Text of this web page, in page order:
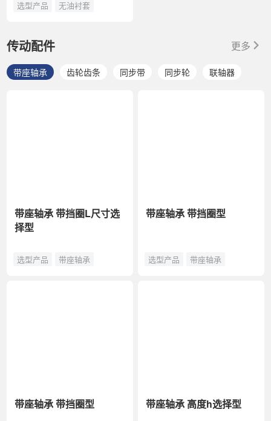
选型产品 无油衬套
传动配件 更多
带座轴承 齿轮齿条 同步带 同步轮 联轴器
带座轴承 带挡圈L尺寸选
择型
选型产品 带座轴承
带座轴承 带挡圈型
带座轴承 带挡圈型
选型产品 带座轴承
带座轴承 高度h选择型